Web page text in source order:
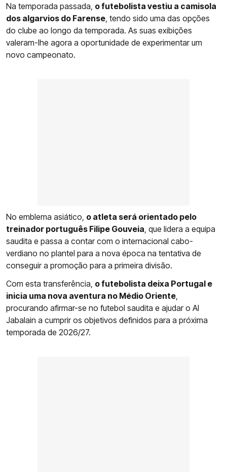
Na temporada passada, o futebolista vestiu a camisola
dos algarvios do Farense , tendo sido uma das opções
do clube ao longo da temporada. As suas exibições
valeram-lhe agora a oportunidade de experimentar um
novo campeonato.
No emblema asiático, o atleta será orientado pelo
treinador português Filipe Gouveia , que lidera a equipa
saudita e passa a contar com o internacional cabo-
verdiano no plantel para a nova época na tentativa de
conseguir a promoção para a primeira divisão.
Com esta transferência, o futebolista deixa Portugal e
inicia uma nova aventura no Médio Oriente
procurando afirmar-se no futebol saudita e ajudar o Al
Jabalain a cumprir os objetivos definidos para a próxima
temporada de 2026/27.